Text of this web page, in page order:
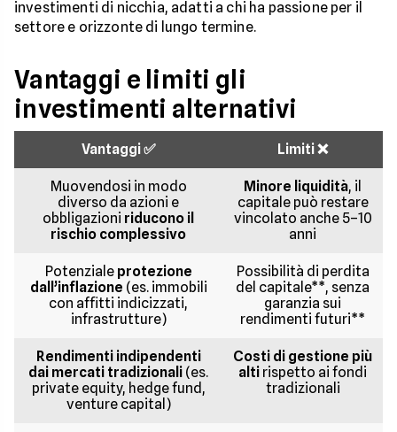
investimenti di nicchia, adatti a chi ha passione per il
settore e orizzonte di lungo termine.
Vantaggi e limiti gli
investimenti alternativi
Vantaggi ✅ Limiti ❌
Muovendosi in modo
diverso da azioni e
obbligazioni riducono il
rischio complessivo
Minore liquidità, il
capitale può restare
vincolato anche 5–10
anni
Potenziale protezione
dall’inflazione (es. immobili
con affitti indicizzati,
infrastrutture)
Possibilità di perdita
del capitale**, senza
garanzia sui
rendimenti futuri**
Rendimenti indipendenti
dai mercati tradizionali (es.
private equity, hedge fund,
venture capital)
Costi di gestione più
alti rispetto ai fondi
tradizionali